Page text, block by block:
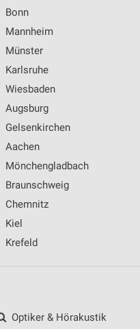
Bonn
Mannheim
Münster
Karlsruhe
Wiesbaden
Augsburg
Gelsenkirchen
Aachen
Mönchengladbach
Braunschweig
Chemnitz
Kiel
Krefeld
Optiker & Hörakustik